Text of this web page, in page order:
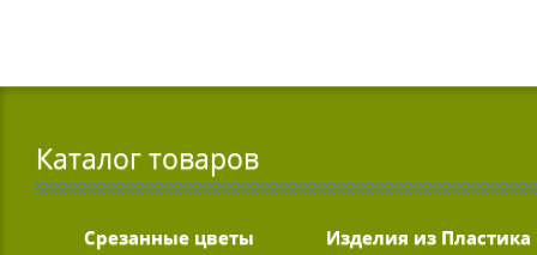
Каталог товаров
Срезанные цветы Изделия из Пластика